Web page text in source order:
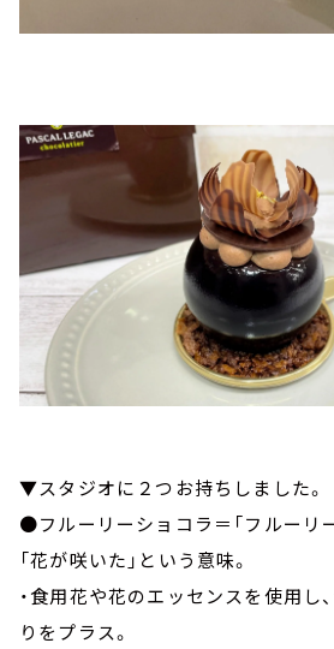
▼スタジオに２つお持ちしました。
●フルーリーショコラ＝「フルーリ
「花が咲いた」という意味。
・食用花や花のエッセンスを使用し
りをプラス。